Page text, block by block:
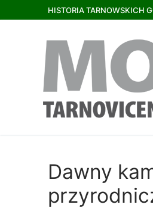
HISTORIA TARNOWSKICH
Dawny